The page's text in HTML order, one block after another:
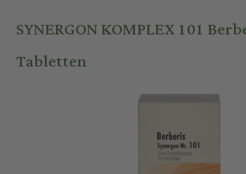
SYNERGON KOMPLEX 101
Tabletten